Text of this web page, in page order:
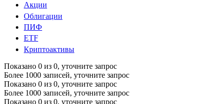
Акции
Облигации
ПИФ
ETF
Криптоактивы
Показано 0 из 0, уточните запрос
Более 1000 записей, уточните запрос
Показано 0 из 0, уточните запрос
Более 1000 записей, уточните запрос
Показано 0 из 0, уточните запрос